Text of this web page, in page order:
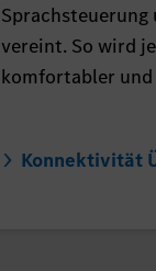
vereint. So wird
komfortabler
Konnektivität